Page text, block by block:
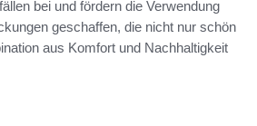
bei und fördern die Verwendung
geschaffen, die nicht nur schön
aus Komfort und Nachhaltigkeit